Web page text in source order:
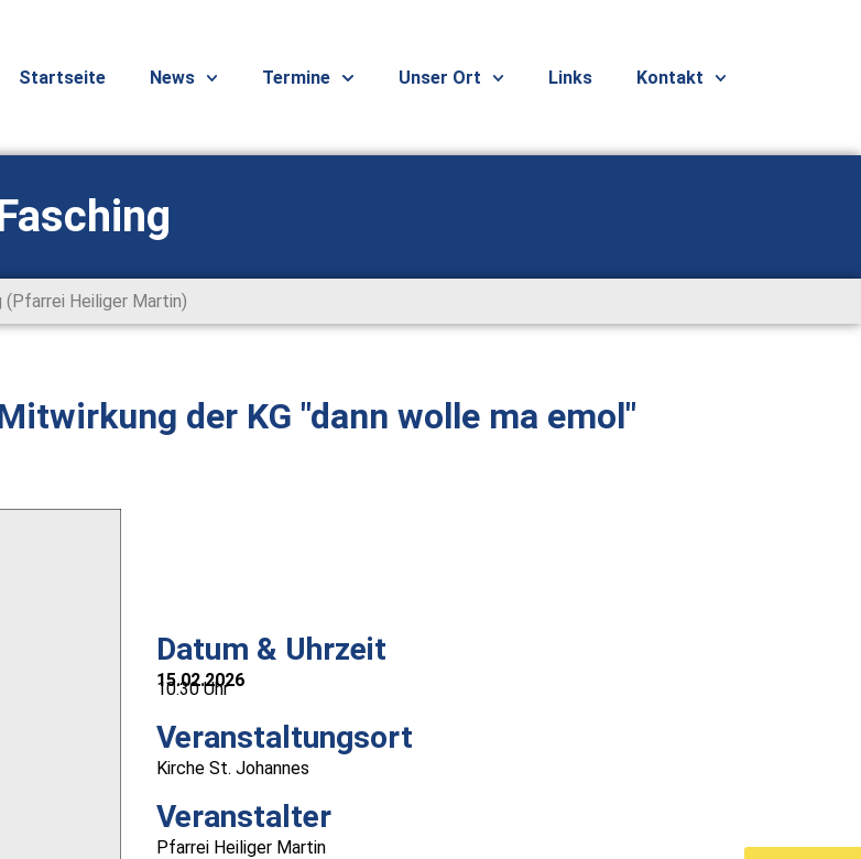
Startseite News Termine Unser Ort Links Kontakt
Heiliger Martin)
der KG "dann wolle ma emol"
Datum & Uhrzeit
15.02.2026
10:30 Uhr
Veranstaltungsort
Kirche St. Johannes
Veranstalter
Pfarrei Heiliger Martin